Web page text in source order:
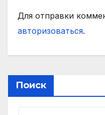
Для отправки
авторизоваться.
Поиск